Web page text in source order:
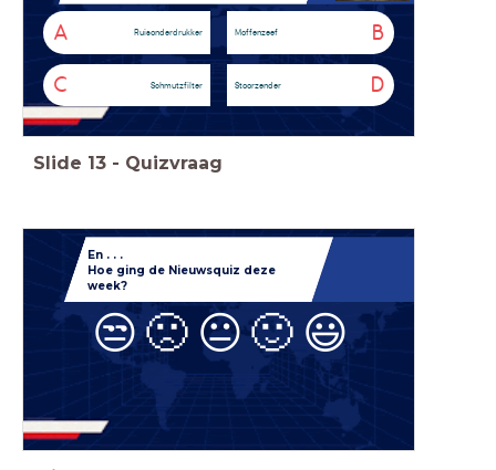
A Ruisonderdrukker B
Moffenzeef
C Schmutzfilter D
Stoorzender
Slide 13 - Quizvraag
En . . .
Hoe ging de Nieuwsquiz deze
week?
😒🙁 😐🙂 😃